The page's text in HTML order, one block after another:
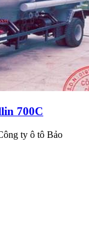
700C
ty ô tô Bảo